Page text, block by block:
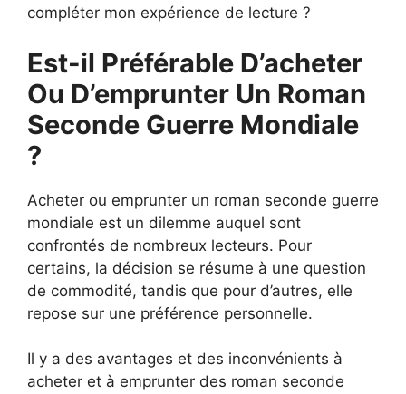
compléter mon expérience de lecture ?
Est-il Préférable D’acheter
Ou D’emprunter Un Roman
Seconde Guerre Mondiale
?
Acheter ou emprunter un roman seconde guerre
mondiale est un dilemme auquel sont
confrontés de nombreux lecteurs. Pour
certains, la décision se résume à une question
de commodité, tandis que pour d’autres, elle
repose sur une préférence personnelle.
Il y a des avantages et des inconvénients à
acheter et à emprunter des roman seconde